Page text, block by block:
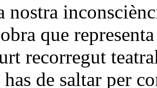
nostra
que
recorregut
has de saltar per